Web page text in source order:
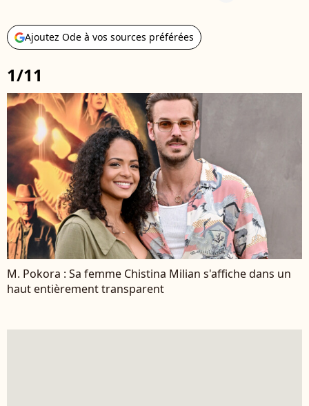
Ajoutez Ode à vos sources préférées
1/11
M. Pokora : Sa femme Chistina Milian s'affiche dans un
haut entièrement transparent